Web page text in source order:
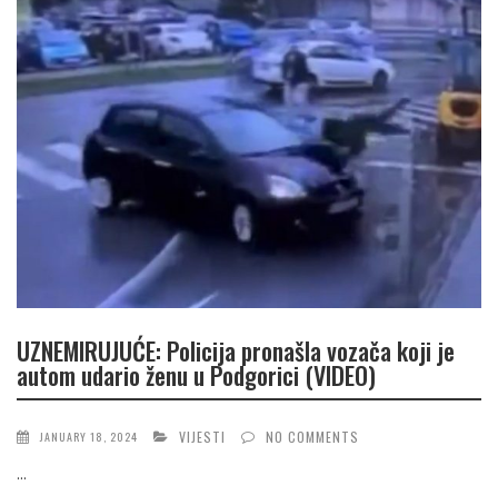
UZNEMIRUJUĆE: Policija pronašla vozača koji je
autom udario ženu u Podgorici (VIDEO)
JANUARY 18, 2024 VIJESTI NO COMMENTS
...